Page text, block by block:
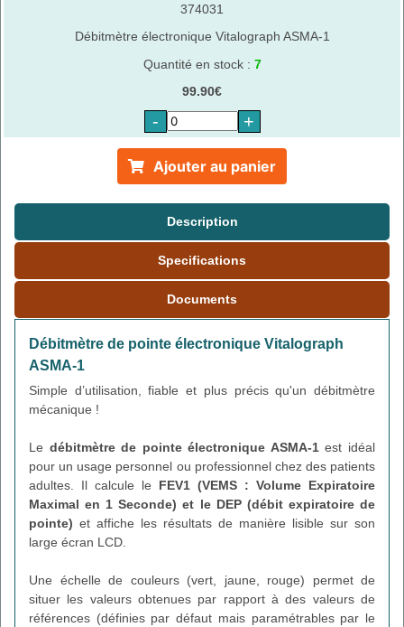
374031
Débitmètre électronique Vitalograph ASMA-1
Quantité en stock : 7
99.90€
- +
Ajouter au panier
Description
Specifications
Documents
Débitmètre de pointe électronique Vitalograph
ASMA-1
Simple d’utilisation, fiable et plus précis qu'un débitmètre
mécanique !
Le débitmètre de pointe électronique ASMA-1est idéal
pour un usage personnel ou professionnel chez des patients
adultes. Il calcule le FEV1 (VEMS : Volume Expiratoire
Maximal en 1 Seconde) et le DEP (débit expiratoire de
pointe) et affiche les résultats de manière lisible sur son
large écran LCD.
Une échelle de couleurs (vert, jaune, rouge) permet de
situer les valeurs obtenues par rapport à des valeurs de
références (définies par défaut mais paramétrables par le